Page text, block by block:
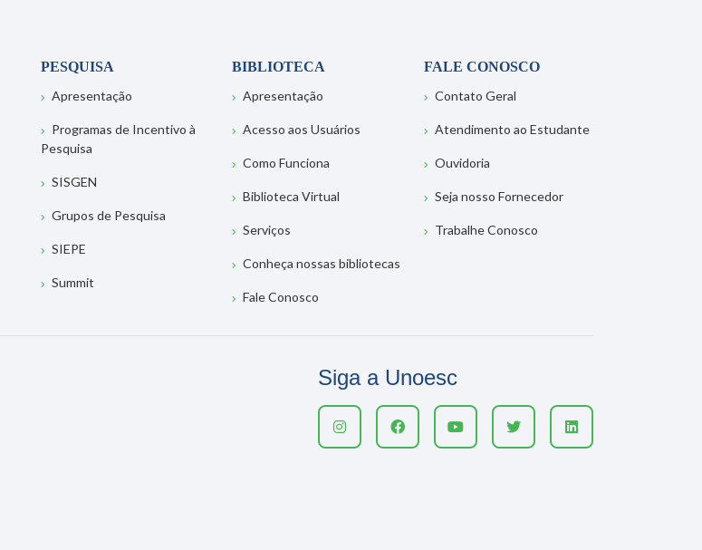
PESQUISA
Apresentação
Programas de Incentivo à
Pesquisa
SISGEN
Grupos de Pesquisa
SIEPE
Summit
BIBLIOTECA
Apresentação
Acesso aos Usuários
Como Funciona
Biblioteca Virtual
Serviços
Conheça nossas bibliotecas
Fale Conosco
FALE CONOSCO
Contato Geral
Atendimento ao Estudante
Ouvidoria
Seja nosso Fornecedor
Trabalhe Conosco
Siga a Unoesc